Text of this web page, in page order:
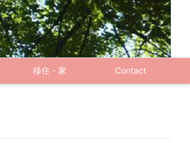
移住・家 Contact